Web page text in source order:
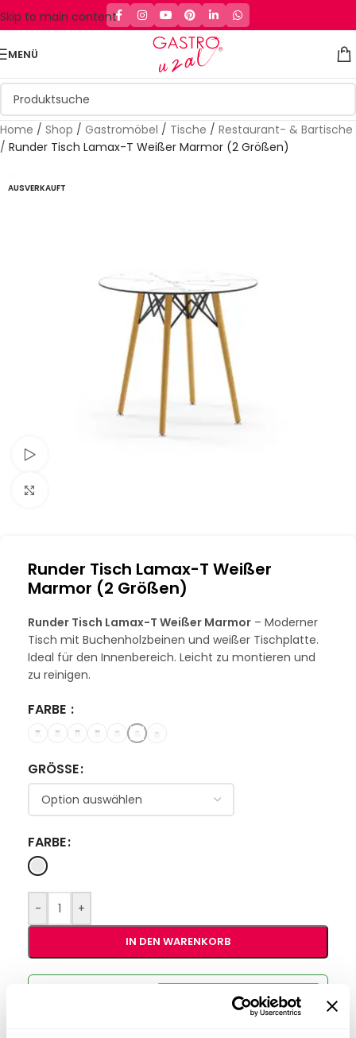
Skip to main content
MENÜ
Home / Shop / Gastromöbel / Tische / Restaurant- & Bartische
/ Runder Tisch Lamax-T Weißer Marmor (2 Größen)
AUSVERKAUFT
Runder Tisch Lamax-T Weißer
Marmor (2 Größen)
Runder Tisch Lamax-T Weißer Marmor – Moderner
Tisch mit Buchenholzbeinen und weißer Tischplatte.
Ideal für den Innenbereich. Leicht zu montieren und
zu reinigen.
FARBE
GRÖSSE
FARBE
- +
IN DEN WARENKORB
B2B-Angebot
anfordern